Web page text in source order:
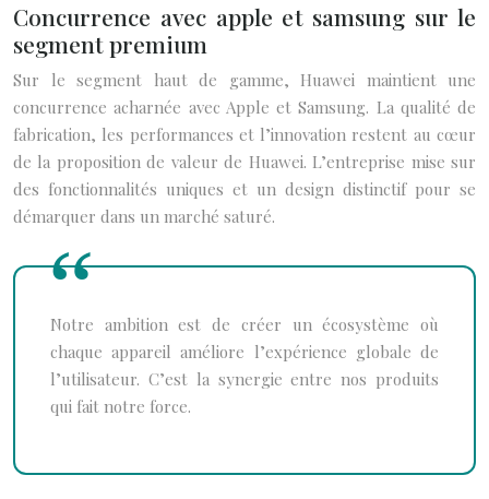
Concurrence avec apple et samsung sur le
segment premium
Sur le segment haut de gamme, Huawei maintient une
concurrence acharnée avec Apple et Samsung. La qualité de
fabrication, les performances et l’innovation restent au cœur
de la proposition de valeur de Huawei. L’entreprise mise sur
des fonctionnalités uniques et un design distinctif pour se
démarquer dans un marché saturé.
Notre ambition est de créer un écosystème où
chaque appareil améliore l’expérience globale de
l’utilisateur. C’est la synergie entre nos produits
qui fait notre force.